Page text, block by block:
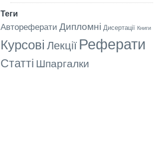
Теги
Автореферати Дипломні Дисертації Книги
Курсові Лекції Реферати
Статті Шпаргалки